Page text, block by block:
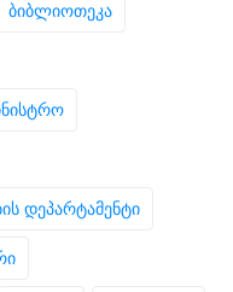
ბიბლიოთეკა
დეპარტამენტი